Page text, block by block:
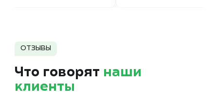
ОТЗЫВЫ
Что говорят наши
клиенты